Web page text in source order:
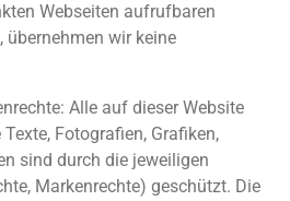
Webseiten aufrufbaren
wir keine
Alle auf dieser Website
Fotografien, Grafiken,
sind durch die jeweiligen
Markenrechte) geschützt. Die